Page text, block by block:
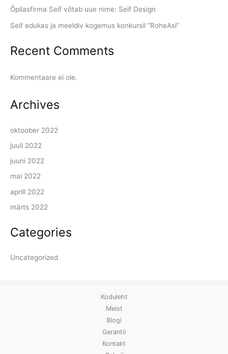
Õpilasfirma Seif võtab uue nime: Seif Design
Seif edukas ja meeldiv kogemus konkursil “RoheAsi”
Recent Comments
Kommentaare ei ole.
Archives
oktoober 2022
juuli 2022
juuni 2022
mai 2022
aprill 2022
märts 2022
Categories
Uncategorized
Koduleht
Meist
Blogi
Garantii
Kontakt